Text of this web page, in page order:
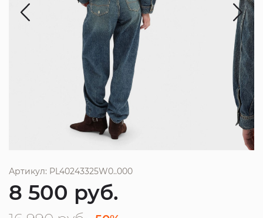
Артикул: PL40243325W0..000
8 500 руб.